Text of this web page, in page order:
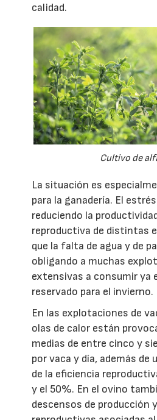
calidad.
Cultivo de
La situación es
para la ganadería. El
reduciendo la
reproductiva de distintas
que la falta de agua y de
obligando a muchas
extensivas a consumir ya
reservado para el invierno.
En las explotaciones de
olas de calor están
medias de entre cinco y
por vaca y día, además de
de la eficiencia
y el 50%. En el ovino
descensos de producción